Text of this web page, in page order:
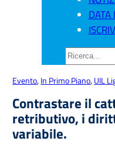
DATA
CERCA
Evento, In Primo Piano, UIL
Contrastare il
retributivo, i
variabile.